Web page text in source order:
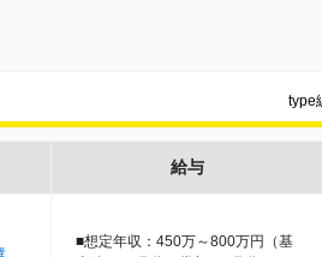
type
給与
■想定年収：450万～800万円（基